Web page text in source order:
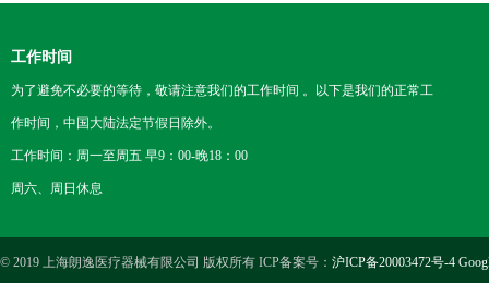
工作时间
为了避免不必要的等待，敬请注意我们的工作时间 。以下是我们的正常工
作时间，中国大陆法定节假日除外。
工作时间：周一至周五 早9：00-晚18：00
周六、周日休息
© 2019 上海朗逸医疗器械有限公司 版权所有 ICP备案号： 沪ICP备20003472号-4